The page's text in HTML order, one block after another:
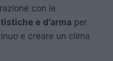
con le
e d’arma per
e creare un clima